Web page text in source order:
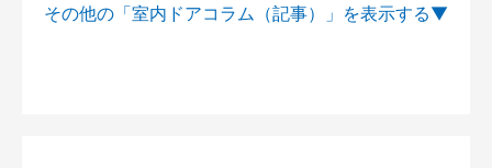
その他の「室内ドアコラム（記事）」を